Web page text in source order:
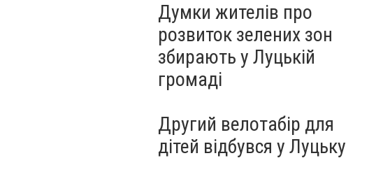
Думки жителів про
розвиток зелених зон
збирають у Луцькій
громаді
Другий велотабір для
дітей відбувся у Луцьку